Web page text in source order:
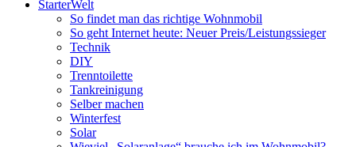
StarterWelt
So findet man das richtige Wohnmobil
So geht Internet heute: Neuer Preis/Leistungssieger
Technik
DIY
Trenntoilette
Tankreinigung
Selber machen
Winterfest
Solar